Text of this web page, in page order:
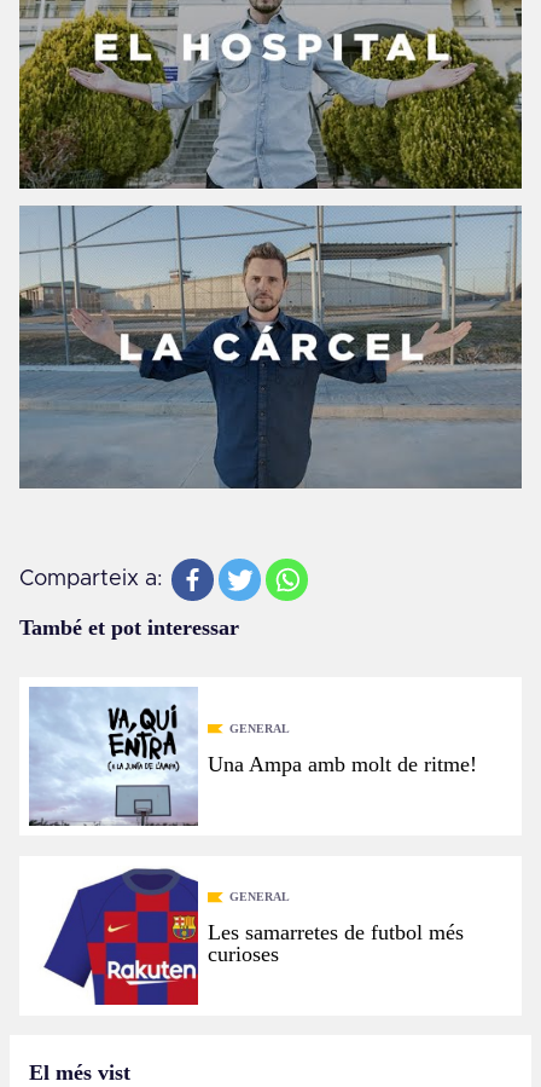
Comparteix a:
També et pot interessar
GENERAL
Una Ampa amb molt de ritme!
GENERAL
Les samarretes de futbol més
curioses
El més vist